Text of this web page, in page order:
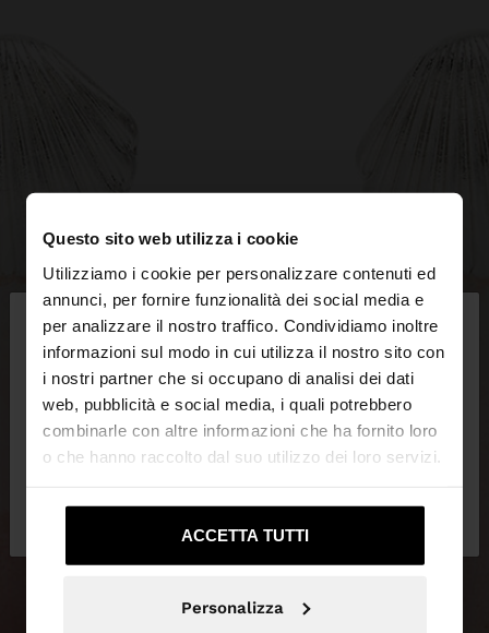
Questo sito web utilizza i cookie
Utilizziamo i cookie per personalizzare contenuti ed
annunci, per fornire funzionalità dei social media e
per analizzare il nostro traffico. Condividiamo inoltre
informazioni sul modo in cui utilizza il nostro sito con
i nostri partner che si occupano di analisi dei dati
web, pubblicità e social media, i quali potrebbero
combinarle con altre informazioni che ha fornito loro
o che hanno raccolto dal suo utilizzo dei loro servizi.
ACCETTA TUTTI
Personalizza
ciao ×
Stai accedendo al sito da Italia. Vuoi navigare sul
nostro sito United States?